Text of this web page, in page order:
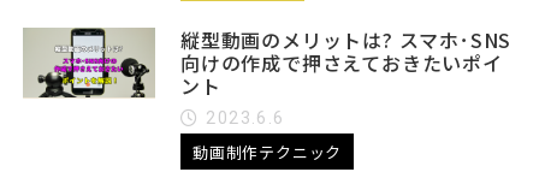
縦型動画のメリットは? スマホ･SNS
向けの作成で押さえておきたいポイ
ント
2023.6.6
動画制作テクニック